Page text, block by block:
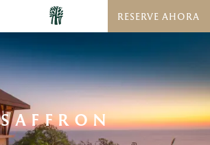
RESERVE AHORA
SAFFRON